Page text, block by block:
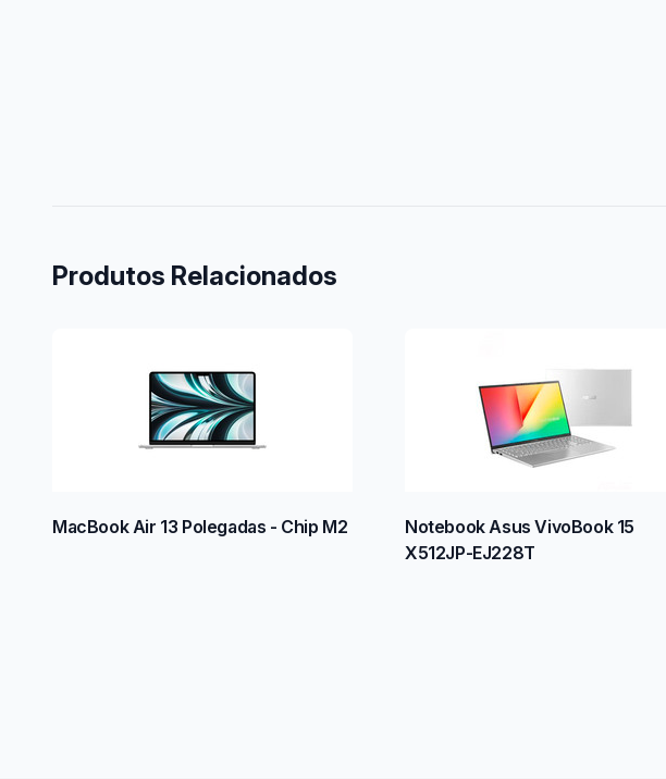
Produtos Relacionados
MacBook Air 13 Polegadas - Chip M2
Notebook Asus VivoBook 15
X512JP-EJ228T